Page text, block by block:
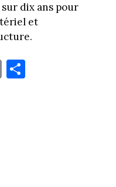
dix ans pour
et
E
m
Pa